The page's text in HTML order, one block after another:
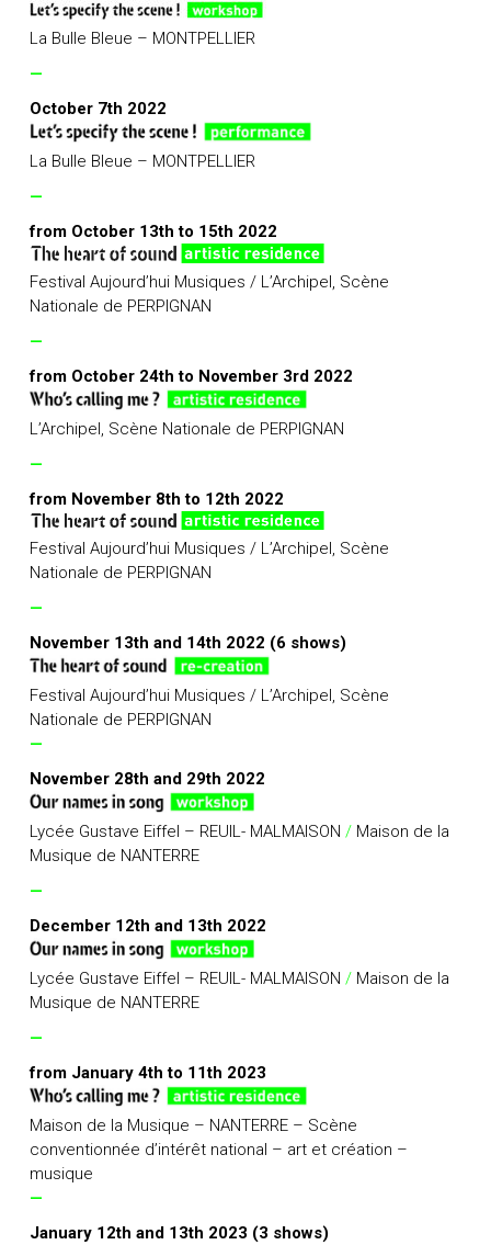
La Bulle Bleue – MONTPELLIER
—
October 7th 2022
La Bulle Bleue – MONTPELLIER
—
from October 13th to 15th 2022
Festival Aujourd’hui Musiques / L’Archipel, Scène
Nationale de PERPIGNAN
—
from October 24th to November 3rd 2022
L’Archipel, Scène Nationale de PERPIGNAN
—
from November 8th to 12th 2022
Festival Aujourd’hui Musiques / L’Archipel, Scène
Nationale de PERPIGNAN
—
November 13th and 14th 2022 (6 shows)
Festival Aujourd’hui Musiques / L’Archipel, Scène
Nationale de PERPIGNAN
—
November 28th and 29th 2022
Lycée Gustave Eiffel – REUIL- MALMAISON / Maison de la
Musique de NANTERRE
—
December 12th and 13th 2022
Lycée Gustave Eiffel – REUIL- MALMAISON / Maison de la
Musique de NANTERRE
—
from January 4th to 11th 2023
Maison de la Musique – NANTERRE – Scène
conventionnée d’intérêt national – art et création –
musique
—
January 12th and 13th 2023 (3 shows)